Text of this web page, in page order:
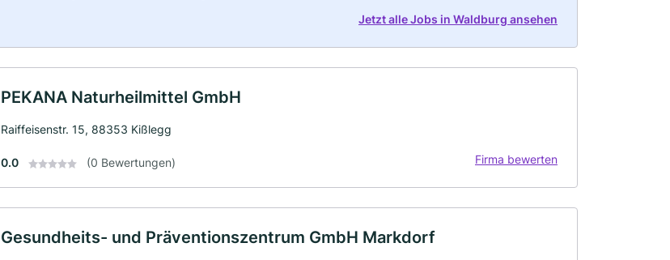
Jetzt alle Jobs in Waldburg ansehen
PEKANA Naturheilmittel GmbH
Raiffeisenstr. 15, 88353 Kißlegg
0.0 (0 Bewertungen) Firma bewerten
Gesundheits- und Präventionszentrum GmbH Markdorf